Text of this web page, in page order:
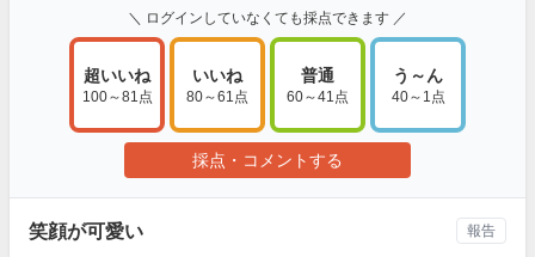
＼ ログインしていなくても採点できます ／
超いいね
100～81点
いいね
80～61点
普通
60～41点
う～ん
40～1点
採点・コメントする
笑顔が可愛い 報告